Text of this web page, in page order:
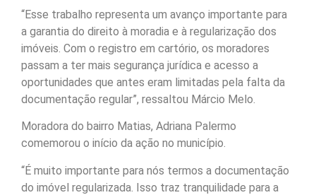
“Esse trabalho representa um avanço importante para
a garantia do direito à moradia e à regularização dos
imóveis. Com o registro em cartório, os moradores
passam a ter mais segurança jurídica e acesso a
oportunidades que antes eram limitadas pela falta da
documentação regular”, ressaltou Márcio Melo.
Moradora do bairro Matias, Adriana Palermo
comemorou o início da ação no município.
“É muito importante para nós termos a documentação
do imóvel regularizada. Isso traz tranquilidade para a